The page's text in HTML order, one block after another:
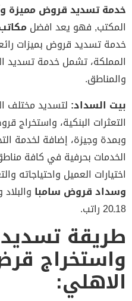
تسديد قروض مميزة
فهو يعد افضلمكاتب
تسديد قروض بميزات رائعة
تشمل خدمة تسديد
السداد:لتسديد مختلف
البنكية، واستخراج
وجيزة، إضافة لخدمة
بحرفية في كافة مناطق
العميل واحتياجاته
قروض سامباوالبلاد
تسديد
قرض